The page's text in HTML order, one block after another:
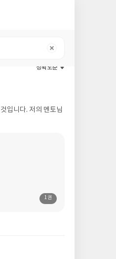
정확도순
입니다. 저의 멘토님
1권